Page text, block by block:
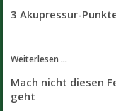
3 Akupressur-
Weiterlesen ...
Mach nicht diesen
geht